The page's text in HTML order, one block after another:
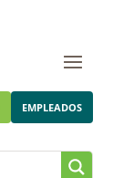
EMPLEADOS